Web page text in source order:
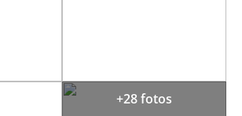
+28 fotos